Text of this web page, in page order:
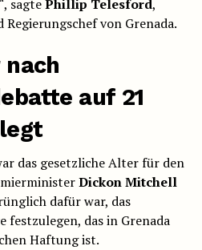
sagtePhillip Telesford,
von Grenada.
auf 21
das gesetzliche Alter für den
Dickon Mitchell
dafür war, das
festzulegen, das in Grenada
Haftung ist.